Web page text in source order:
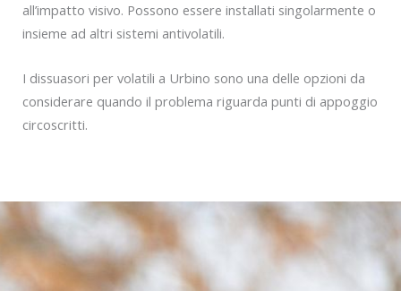
all’impatto visivo. Possono essere installati singolarmente o
insieme ad altri sistemi antivolatili.
I dissuasori per volatili a Urbino sono una delle opzioni da
considerare quando il problema riguarda punti di appoggio
circoscritti.